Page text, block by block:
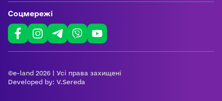
Соцмережі
©e-land 2026 | Усі права захищені
Developed by: V.Sereda